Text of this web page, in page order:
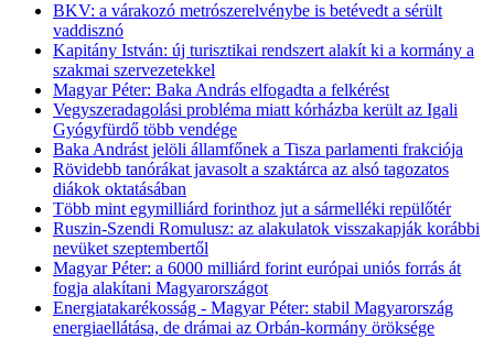
BKV: a várakozó metrószerelvénybe is betévedt a sérült
vaddisznó
Kapitány István: új turisztikai rendszert alakít ki a kormány a
szakmai szervezetekkel
Magyar Péter: Baka András elfogadta a felkérést
Vegyszeradagolási probléma miatt kórházba került az Igali
Gyógyfürdő több vendége
Baka Andrást jelöli államfőnek a Tisza parlamenti frakciója
Rövidebb tanórákat javasolt a szaktárca az alsó tagozatos
diákok oktatásában
Több mint egymilliárd forinthoz jut a sármelléki repülőtér
Ruszin-Szendi Romulusz: az alakulatok visszakapják korábbi
nevüket szeptembertől
Magyar Péter: a 6000 milliárd forint európai uniós forrás át
fogja alakítani Magyarországot
Energiatakarékosság - Magyar Péter: stabil Magyarország
energiaellátása, de drámai az Orbán-kormány öröksége